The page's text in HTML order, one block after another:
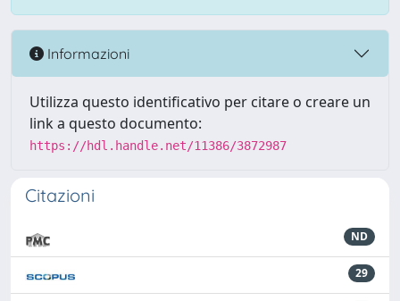
Informazioni
Utilizza questo identificativo per citare o creare un
link a questo documento:
https://hdl.handle.net/11386/3872987
Citazioni
ND
29